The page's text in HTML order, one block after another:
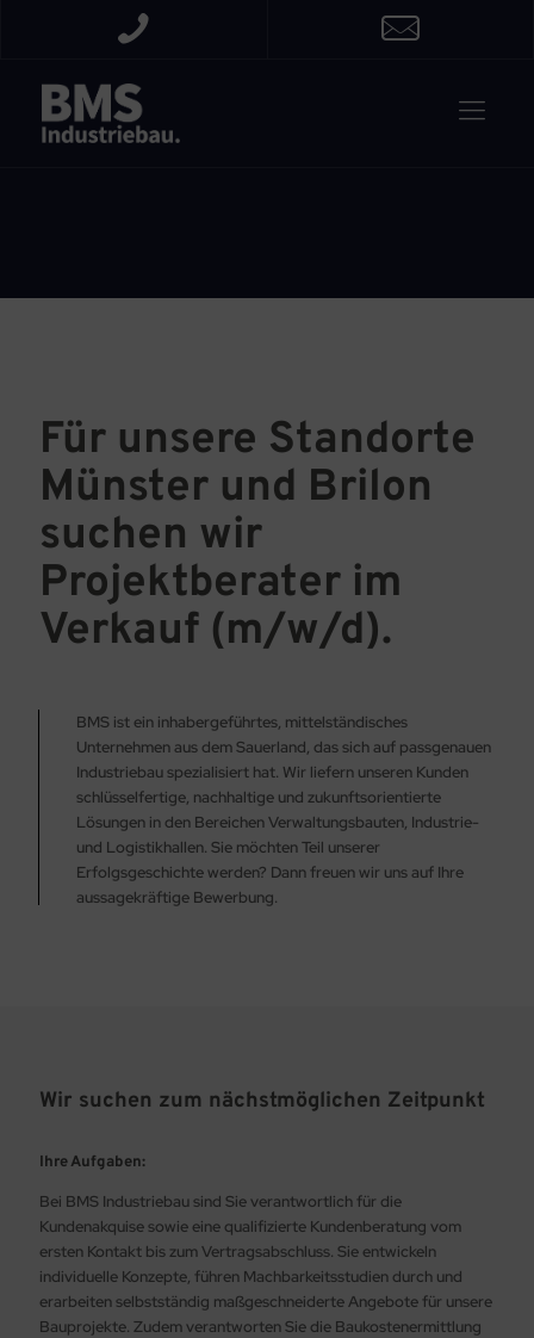
Für unsere Standorte
Münster und Brilon
suchen wir
Projektberater im
Verkauf (m/w/d).
BMS ist ein inhabergeführtes, mittelständisches
Unternehmen aus dem Sauerland, das sich auf passgenauen
Industriebau spezialisiert hat. Wir liefern unseren Kunden
schlüsselfertige, nachhaltige und zukunftsorientierte
Lösungen in den Bereichen Verwaltungsbauten, Industrie-
und Logistikhallen. Sie möchten Teil unserer
Erfolgsgeschichte werden? Dann freuen wir uns auf Ihre
aussagekräftige Bewerbung.
Wir suchen zum nächstmöglichen Zeitpunkt
Ihre Aufgaben:
Bei BMS Industriebau sind Sie verantwortlich für die
Kundenakquise sowie eine qualifizierte Kundenberatung vom
ersten Kontakt bis zum Vertragsabschluss. Sie entwickeln
individuelle Konzepte, führen Machbarkeitsstudien durch und
erarbeiten selbstständig maßgeschneiderte Angebote für unsere
Bauprojekte. Zudem verantworten Sie die Baukostenermittlung